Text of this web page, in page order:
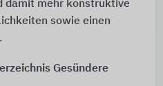
damit mehr konstruktive
sowie einen
Gesündere